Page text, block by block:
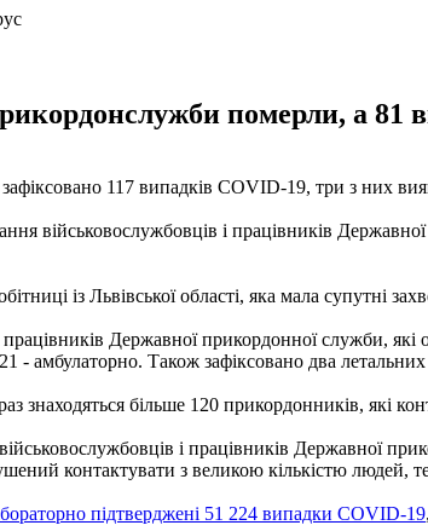
померли, а 81
117 випадків COVID-19, три з них
військовослужбовців і працівників
із Львівської області, яка мала супутні
і працівників Державної прикордонної
- амбулаторно. Також зафіксовано два
знаходяться більше 120 прикордонників, які
і працівників Державної
контактувати з великою кількістю людей,
підтверджені 51 224 випадки COVID-19